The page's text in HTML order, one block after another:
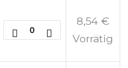
8,54 €
Vorrätig